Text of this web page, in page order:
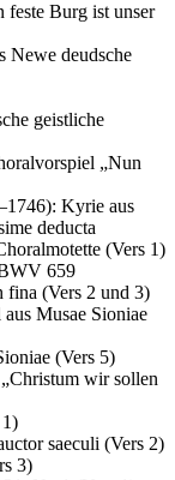
Burg ist unser
Newe deudsche
geistliche
„Nun
Kyrie aus
deducta
(Vers 1)
659
fina (Vers 2 und 3)
Musae Sioniae
(Vers 5)
wir sollen
saeculi (Vers 2)
3)